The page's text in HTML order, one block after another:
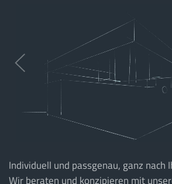
Individuell und passgenau, ganz nach
Wir beraten und konzipieren mit